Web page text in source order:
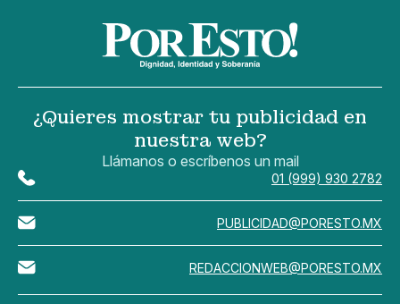
¿Quieres mostrar tu publicidad en
nuestra web?
Llámanos o escríbenos un mail
01 (999) 930 2782
PUBLICIDAD@PORESTO.MX
REDACCIONWEB@PORESTO.MX